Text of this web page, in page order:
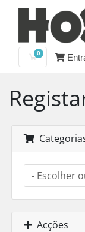
0
Carrinho de
Acções